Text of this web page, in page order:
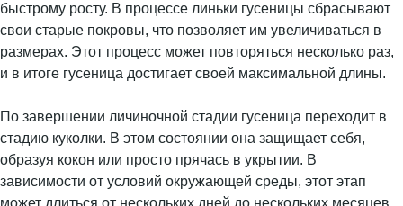
быстрому росту. В процессе линьки гусеницы сбрасывают
свои старые покровы, что позволяет им увеличиваться в
размерах. Этот процесс может повторяться несколько раз,
и в итоге гусеница достигает своей максимальной длины.
По завершении личиночной стадии гусеница переходит в
стадию куколки. В этом состоянии она защищает себя,
образуя кокон или просто прячась в укрытии. В
зависимости от условий окружающей среды, этот этап
может длиться от нескольких дней до нескольких месяцев.